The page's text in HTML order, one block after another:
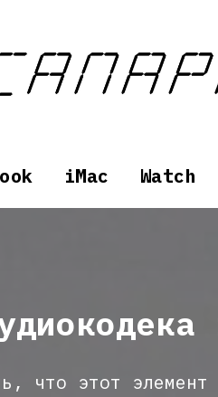
iMac Watch
что этот элемент